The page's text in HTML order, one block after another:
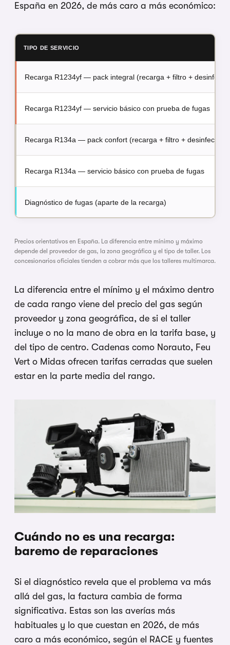
España en 2026, de más caro a más económico:
TIPO DE SERVICIO
Recarga R1234yf — pack integral (recarga + filtro +
Recarga R1234yf — servicio básico con prueba de fugas
Recarga R134a — pack confort (recarga + filtro + desinfección)
Recarga R134a — servicio básico con prueba de fugas
Diagnóstico de fugas (aparte de la recarga)
Precios orientativos en España. La diferencia entre mínimo y máximo
depende del proveedor de gas, la zona geográfica y el tipo de taller. Los
concesionarios oficiales tienden a cobrar más que los talleres multimarca.
La diferencia entre el mínimo y el máximo dentro
de cada rango viene del precio del gas según
proveedor y zona geográfica, de si el taller
incluye o no la mano de obra en la tarifa base, y
del tipo de centro. Cadenas como Norauto, Feu
Vert o Midas ofrecen tarifas cerradas que suelen
estar en la parte media del rango.
Cuándo no es una recarga:
baremo de reparaciones
Si el diagnóstico revela que el problema va más
allá del gas, la factura cambia de forma
significativa. Estas son las averías más
habituales y lo que cuestan en 2026, de más
caro a más económico, según el RACE y fuentes